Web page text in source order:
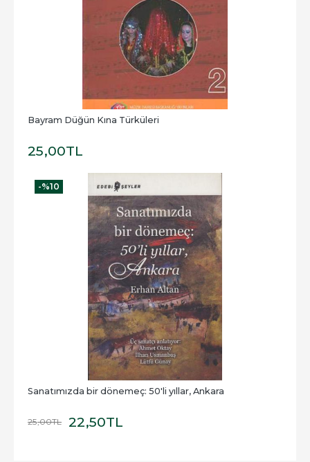
Bayram Düğün Kına Türküleri
25,00TL
-%10
Sanatımızda bir dönemeç: 50'li yıllar, Ankara
25,00TL 22,50TL